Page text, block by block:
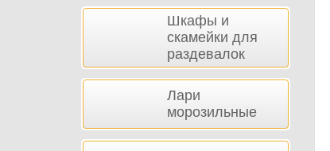
Шкафы и
скамейки для
раздевалок
Лари
морозильные